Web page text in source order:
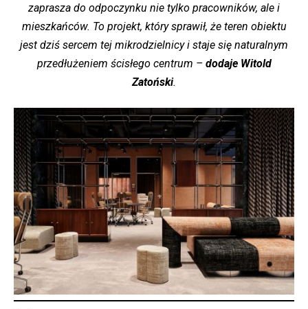
zaprasza do odpoczynku nie tylko pracowników, ale i
mieszkańców. To projekt, który sprawił, że teren obiektu
jest dziś sercem tej mikrodzielnicy i staje się naturalnym
przedłużeniem ścisłego centrum – dodaje Witold
Zatoński.